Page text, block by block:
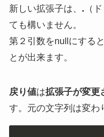
新しい拡張子は、 . （
ても構いません。
第２引数をnullにする
とが出来ます。
戻り値は拡張子が変更
す。元の文字列は変わ